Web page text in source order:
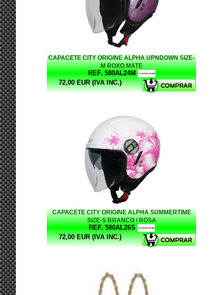
CAPACETE CITY ORIGINE ALPHA UPNDOWN SIZE-
M ROXO MATE
REF. 580AL24M
72,00 EUR (IVA INC.)
CAPACETE CITY ORIGINE ALPHA SUMMERTIME
SIZE-S BRANCO / ROSA
REF. 580AL26S
72,00 EUR (IVA INC.)